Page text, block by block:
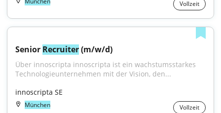
Vollzeit
Senior Recruiter (m/w/d)
Über innoscripta innoscripta ist ein wachstumsstarkes
Technologieunternehmen mit der Vision, den...
innoscripta SE
München Vollzeit